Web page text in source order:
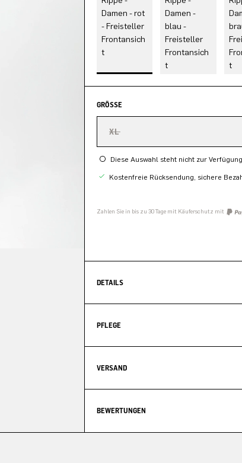
GRÖSSE
XL
Diese Auswahl steht nicht zur Verfügung
Kostenfreie Rücksendung, sichere
Zahlen Sie in bis zu 30 Tage mit Käuferschutz mit
DETAILS
PFLEGE
VERSAND
BEWERTUNGEN